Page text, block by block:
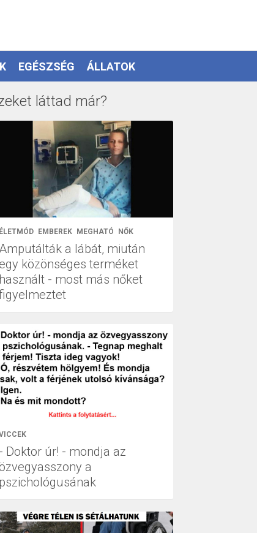
EGÉSZSÉG ÁLLATOK
láttad már?
ÉLETMÓD EMBEREK MEGHATÓ NŐK
Amputálták a lábát, miután
közönséges terméket
használt - most más nőket
- Doktor úr! - mondja az
a
pszichológusának